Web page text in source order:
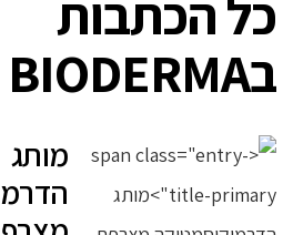
כל הכתבות
בBIODERMA
מותג